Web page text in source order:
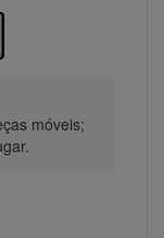
móveis;